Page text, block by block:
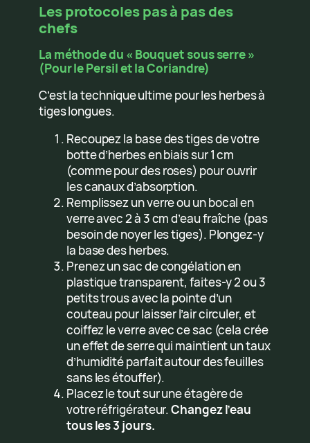
Les protocoles pas à pas des
chefs
La méthode du « Bouquet sous serre »
(Pour le Persil et la Coriandre)
C’est la technique ultime pour les herbes à
tiges longues.
Recoupez la base des tiges de votre
botte d’herbes en biais sur 1 cm
(comme pour des roses) pour ouvrir
les canaux d’absorption.
Remplissez un verre ou un bocal en
verre avec 2 à 3 cm d’eau fraîche (pas
besoin de noyer les tiges). Plongez-y
la base des herbes.
Prenez un sac de congélation en
plastique transparent, faites-y 2 ou 3
petits trous avec la pointe d’un
couteau pour laisser l’air circuler, et
coiffez le verre avec ce sac (cela crée
un effet de serre qui maintient un taux
d’humidité parfait autour des feuilles
sans les étouffer).
Placez le tout sur une étagère de
votre réfrigérateur.Changez l’eau
tous les 3 jours.